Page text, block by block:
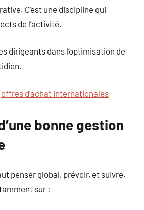
C’est une discipline qui
de l’activité.
dirigeants dans l’optimisation de
offres d’achat internationales
bonne gestion
penser global, prévoir, et suivre.
sur :